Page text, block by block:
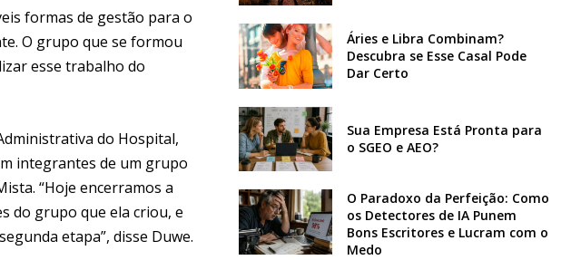
formas de gestão para o
O grupo que se formou
esse trabalho do
do Hospital,
integrantes de um grupo
“Hoje encerramos a
do grupo que ela criou, e
etapa”, disse Duwe.
Áries e Libra Combinam?
Descubra se Esse Casal Pode
Dar Certo
Sua Empresa Está Pronta para
o SGEO e AEO?
O Paradoxo da Perfeição: Como
os Detectores de IA Punem
Bons Escritores e Lucram com o
Medo